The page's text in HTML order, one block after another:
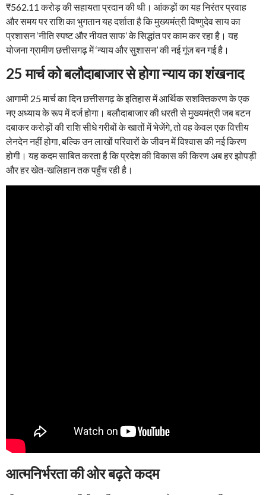
₹562.11 करोड़ की सहायता प्रदान की थी। आंकड़ों का यह निरंतर प्रवाह
और समय पर राशि का भुगतान यह दर्शाता है कि मुख्यमंत्री विष्णुदेव साय का
प्रशासन ‘नीति स्पष्ट और नीयत साफ’ के सिद्धांत पर काम कर रहा है। यह
योजना ग्रामीण छत्तीसगढ़ में ‘न्याय और सुशासन’ की नई गूंज बन गई है।
25मार्च को बलौदाबाजार से होगा न्याय का शंखनाद
आगामी 25 मार्च का दिन छत्तीसगढ़ के इतिहास में आर्थिक सशक्तिकरण के एक
नए अध्याय के रूप में दर्ज होगा। बलौदाबाजार की धरती से मुख्यमंत्री जब बटन
दबाकर करोड़ों की राशि सीधे गरीबों के खातों में भेजेंगे, तो वह केवल एक वित्तीय
लेनदेन नहीं होगा, बल्कि उन लाखों परिवारों के जीवन में विश्वास की नई किरण
होगी। यह कदम साबित करता है कि प्रदेश की विकास की किरण अब हर झोपड़ी
और हर खेत-खलिहान तक पहुँच रही है।
आत्मनिर्भरता की ओर बढ़ते कदम